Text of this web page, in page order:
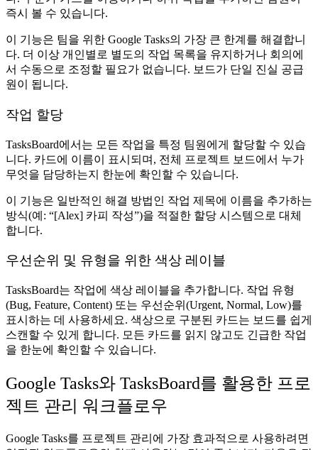
즉시 볼 수 있습니다.
이 기능은 팀을 위한 Google Tasks의 가장 큰 한계를 해결합니
다. 더 이상 개인별로 별도의 작업 목록을 유지하거나 회의에
서 수동으로 조정할 필요가 없습니다. 보드가 단일 진실 공급
원이 됩니다.
작업 할당
TasksBoard에서는 모든 작업을 특정 팀원에게 할당할 수 있습
니다. 카드에 이름이 표시되며, 전체 프로젝트 보드에서 누가
무엇을 담당하는지 한눈에 확인할 수 있습니다.
이 기능은 일반적인 해결 방법인 작업 제목에 이름을 추가하는
방식(예: “[Alex] 카피 작성”)을 적절한 할당 시스템으로 대체
합니다.
우선순위 및 유형을 위한 색상 레이블
TasksBoard는 작업에 색상 레이블을 추가합니다. 작업 유형
(Bug, Feature, Content) 또는 우선순위(Urgent, Normal, Low)를
표시하는 데 사용하세요. 색상으로 구분된 카드는 보드를 쉽게
스캔할 수 있게 합니다. 모든 카드를 읽지 않고도 긴급한 작업
을 한눈에 확인할 수 있습니다.
Google Tasks와 TasksBoard를 활용한 프로
젝트 관리 워크플로우
Google Tasks를 프로젝트 관리에 가장 효과적으로 사용하려면